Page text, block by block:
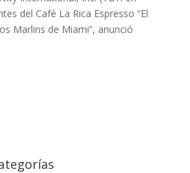
del Café La Rica Espresso “El
Marlins de Miami”, anunció